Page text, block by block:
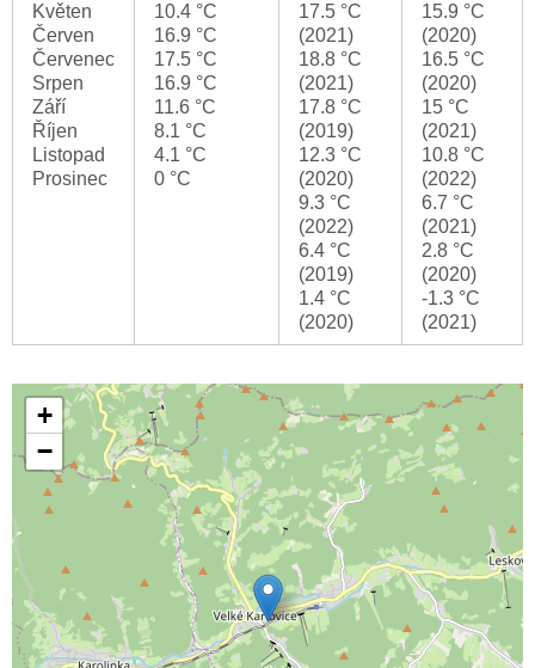
Květen
Červen
Červenec
Srpen
Září
Říjen
Listopad
Prosinec
10.4 °C
16.9 °C
17.5 °C
16.9 °C
11.6 °C
8.1 °C
4.1 °C
0 °C
17.5 °C
(2021)
18.8 °C
(2021)
17.8 °C
(2019)
12.3 °C
(2020)
9.3 °C
(2022)
6.4 °C
(2019)
1.4 °C
(2020)
15.9 °C
(2020)
16.5 °C
(2020)
15 °C
(2021)
10.8 °C
(2022)
6.7 °C
(2021)
2.8 °C
(2020)
-1.3 °C
(2021)
+
−